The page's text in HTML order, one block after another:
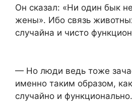
Он сказал: «Ни один бык
жены». Ибо связь
случайна и чисто
— Но люди ведь тоже
именно таким образом,
случайно и функционально.